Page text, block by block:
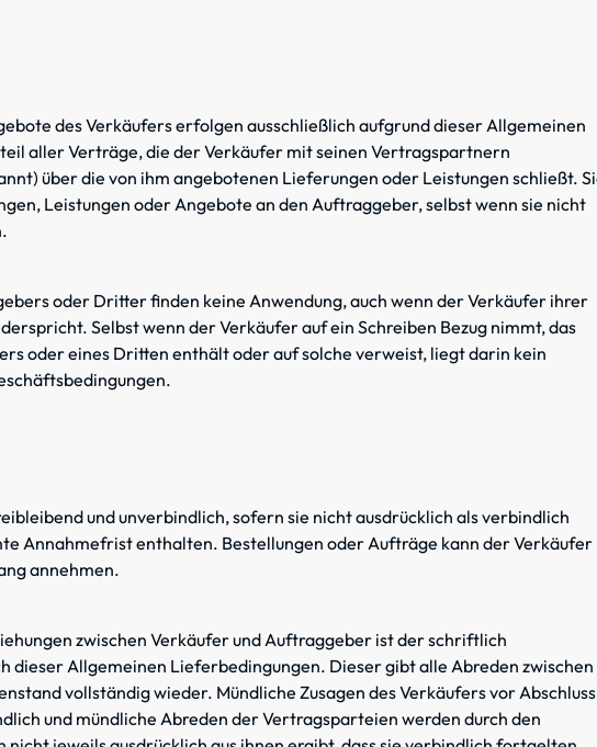
des Verkäufers erfolgen ausschließlich aufgrund dieser Allgemeinen
aller Verträge, die der Verkäufer mit seinen Vertragspartnern
über die von ihm angebotenen Lieferungen oder Leistungen schließt.
Leistungen oder Angebote an den Auftraggeber, selbst wenn sie nicht
oder Dritter finden keine Anwendung, auch wenn der Verkäufer ihrer
Selbst wenn der Verkäufer auf ein Schreiben Bezug nimmt, das
oder eines Dritten enthält oder auf solche verweist, liegt darin kein
und unverbindlich, sofern sie nicht ausdrücklich als verbindlich
Annahmefrist enthalten. Bestellungen oder Aufträge kann der Verkäufer
annehmen.
zwischen Verkäufer und Auftraggeber ist der schriftlich
dieser Allgemeinen Lieferbedingungen. Dieser gibt alle Abreden zwischen
vollständig wieder. Mündliche Zusagen des Verkäufers vor Abschluss
und mündliche Abreden der Vertragsparteien werden durch den